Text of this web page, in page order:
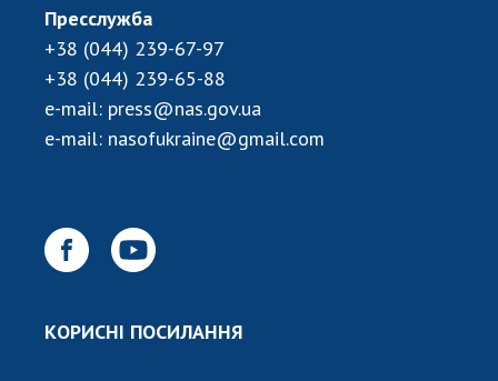
науковими приладами НАН України
Оцінювання ефективності діяльності
наукових установ
Конкурси наукових досліджень НАН України
Відкрита наука в НАН України
Членство в міжнародних організаціях
Пресслужба
+38 (044) 239-67-97
+38 (044) 239-65-88
e-mail: press@nas.gov.ua
e-mail: nasofukraine@gmail.com
КОРИСНІ ПОСИЛАННЯ